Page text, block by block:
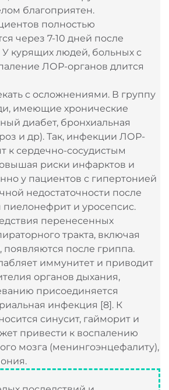
вызванных вирусами и
благоприятен.
полностью
через 7-10 дней после
курящих людей, больных с
ЛОР-органов длится
с осложнениями. В группу
имеющие хронические
диабет, бронхиальная
и др). Так, инфекции ЛОР-
к сердечно-сосудистым
риски инфарктов и
у пациентов с гипертонией
недостаточности после
пиелонефрит и уросепсис.
перенесенных
тракта, включая
появляются после гриппа.
иммунитет и приводит
органов дыхания,
присоединяется
инфекция [8]. К
синусит, гайморит и
привести к воспалению
мозга (менингоэнцефалиту),